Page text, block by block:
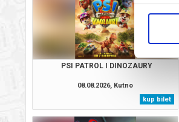
PSI PATROL I DINOZAURY
08.08.2026, Kutno
kup bilet